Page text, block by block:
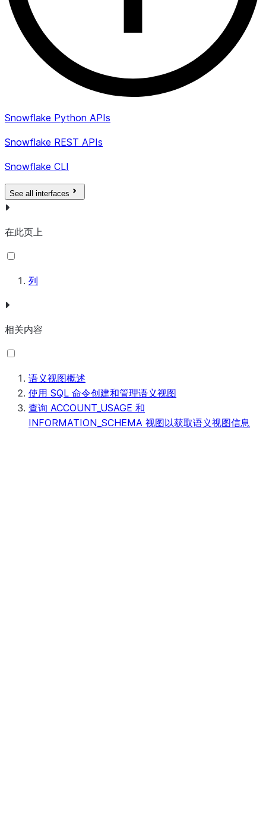
Snowflake Python APIs
Snowflake REST APIs
Snowflake CLI
See all interfaces
在此页上
列
相关内容
语义视图概述
使用 SQL 命令创建和管理语义视图
查询 ACCOUNT_USAGE 和
INFORMATION_SCHEMA 视图以获取语义视图信息